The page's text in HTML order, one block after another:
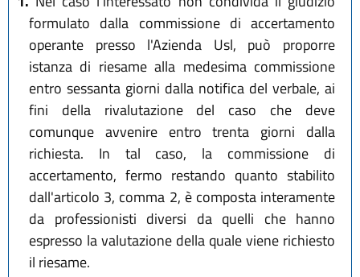
formulato dalla commissione di accertamento
operante presso l'Azienda Usl, può proporre
istanza di riesame alla medesima commissione
entro sessanta giorni dalla notifica del verbale, ai
fini della rivalutazione del caso che deve
comunque avvenire entro trenta giorni dalla
richiesta. In tal caso, la commissione di
accertamento, fermo restando quanto stabilito
dall'articolo 3, comma 2, è composta interamente
da professionisti diversi da quelli che hanno
espresso la valutazione della quale viene richiesto
il riesame.